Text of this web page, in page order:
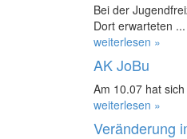
Bei der
Dort erwarteten ...
weiterlesen »
AK JoBu
Am 10.07 hat
weiterlesen »
Veränderung